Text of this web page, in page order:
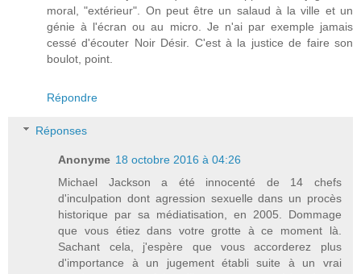
moral, "extérieur". On peut être un salaud à la ville et un
génie à l'écran ou au micro. Je n'ai par exemple jamais
cessé d'écouter Noir Désir. C'est à la justice de faire son
boulot, point.
Répondre
Réponses
Anonyme 18 octobre 2016 à 04:26
Michael Jackson a été innocenté de 14 chefs
d'inculpation dont agression sexuelle dans un procès
historique par sa médiatisation, en 2005. Dommage
que vous étiez dans votre grotte à ce moment là.
Sachant cela, j'espère que vous accorderez plus
d'importance à un jugement établi suite à un vrai